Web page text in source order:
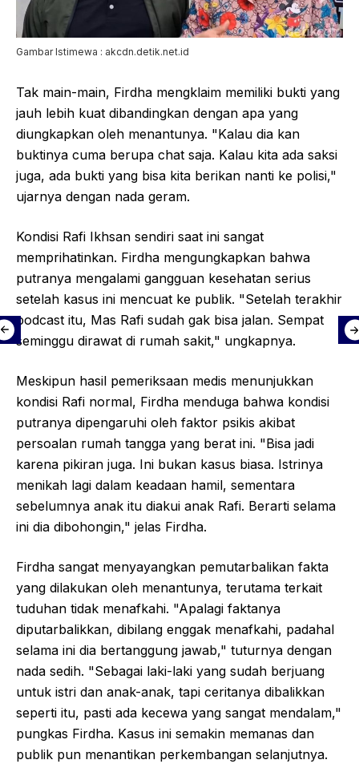
Gambar Istimewa : akcdn.detik.net.id
Tak main-main, Firdha mengklaim memiliki bukti yang
jauh lebih kuat dibandingkan dengan apa yang
diungkapkan oleh menantunya. "Kalau dia kan
buktinya cuma berupa chat saja. Kalau kita ada saksi
juga, ada bukti yang bisa kita berikan nanti ke polisi,"
ujarnya dengan nada geram.
Kondisi Rafi Ikhsan sendiri saat ini sangat
memprihatinkan. Firdha mengungkapkan bahwa
putranya mengalami gangguan kesehatan serius
setelah kasus ini mencuat ke publik. "Setelah terakhir
podcast itu, Mas Rafi sudah gak bisa jalan. Sempat
seminggu dirawat di rumah sakit," ungkapnya.
Meskipun hasil pemeriksaan medis menunjukkan
kondisi Rafi normal, Firdha menduga bahwa kondisi
putranya dipengaruhi oleh faktor psikis akibat
persoalan rumah tangga yang berat ini. "Bisa jadi
karena pikiran juga. Ini bukan kasus biasa. Istrinya
menikah lagi dalam keadaan hamil, sementara
sebelumnya anak itu diakui anak Rafi. Berarti selama
ini dia dibohongin," jelas Firdha.
Firdha sangat menyayangkan pemutarbalikan fakta
yang dilakukan oleh menantunya, terutama terkait
tuduhan tidak menafkahi. "Apalagi faktanya
diputarbalikkan, dibilang enggak menafkahi, padahal
selama ini dia bertanggung jawab," tuturnya dengan
nada sedih. "Sebagai laki-laki yang sudah berjuang
untuk istri dan anak-anak, tapi ceritanya dibalikkan
seperti itu, pasti ada kecewa yang sangat mendalam,"
pungkas Firdha. Kasus ini semakin memanas dan
publik pun menantikan perkembangan selanjutnya.